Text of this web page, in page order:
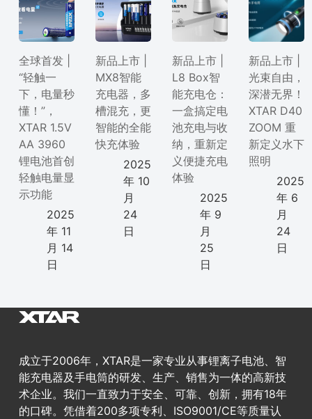
全球首发 |
“轻触一
下，电量秒
懂！”，
XTAR 1.5V
AA 3960
锂电池首创
轻触电量显
示功能
2025
年 11
月 14
日
新品上市 |
MX8智能
充电器，多
槽混充，更
智能的全能
快充体验
2025
年 10
月
24
日
新品上市 |
L8 Box智
能充电仓：
一盒搞定电
池充电与收
纳，重新定
义便捷充电
体验
2025
年 9
月
25
日
新品上市 |
光束自由，
深潜无界！
XTAR D40
ZOOM 重
新定义水下
照明
2025
年 6
月
24
日
成立于2006年，XTAR是一家专业从事锂离子电池、智
能充电器及手电筒的研发、生产、销售为一体的高新技
术企业。我们一直致力于安全、可靠、创新，拥有18年
的口碑。凭借着200多项专利、ISO9001/CE等质量认